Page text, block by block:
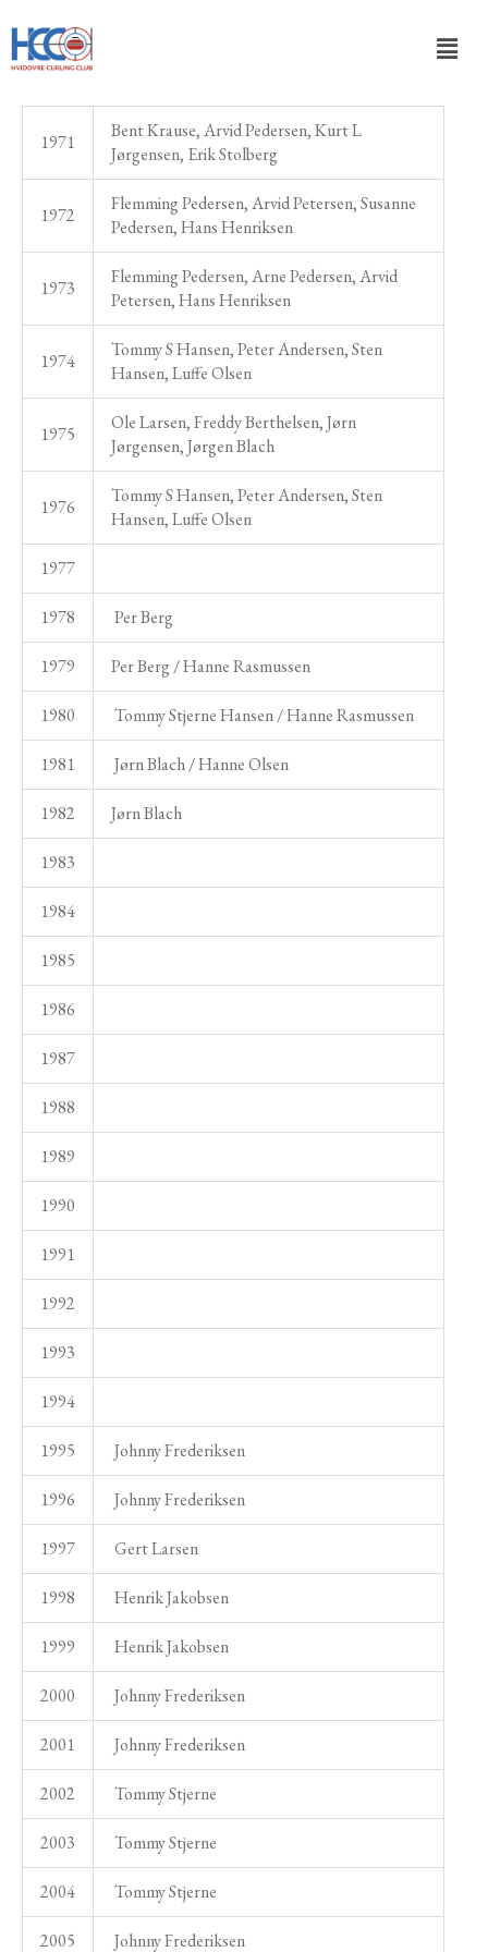
indholdet
1971
Bent Krause, Arvid Pedersen, Kurt L
Jørgensen, Erik Stolberg
1972
Flemming Pedersen, Arvid Petersen, Susanne
Pedersen, Hans Henriksen
1973
Flemming Pedersen, Arne Pedersen, Arvid
Petersen, Hans Henriksen
1974
Tommy S Hansen, Peter Andersen, Sten
Hansen, Luffe Olsen
1975
Ole Larsen, Freddy Berthelsen, Jørn
Jørgensen, Jørgen Blach
1976
Tommy S Hansen, Peter Andersen, Sten
Hansen, Luffe Olsen
1977
1978 Per Berg
1979 Per Berg / Hanne Rasmussen
1980 Tommy Stjerne Hansen / Hanne Rasmussen
1981 Jørn Blach / Hanne Olsen
1982 Jørn Blach
1983
1984
1985
1986
1987
1988
1989
1990
1991
1992
1993
1994
1995 Johnny Frederiksen
1996 Johnny Frederiksen
1997 Gert Larsen
1998 Henrik Jakobsen
1999 Henrik Jakobsen
2000 Johnny Frederiksen
2001 Johnny Frederiksen
2002 Tommy Stjerne
2003 Tommy Stjerne
2004 Tommy Stjerne
2005 Johnny Frederiksen